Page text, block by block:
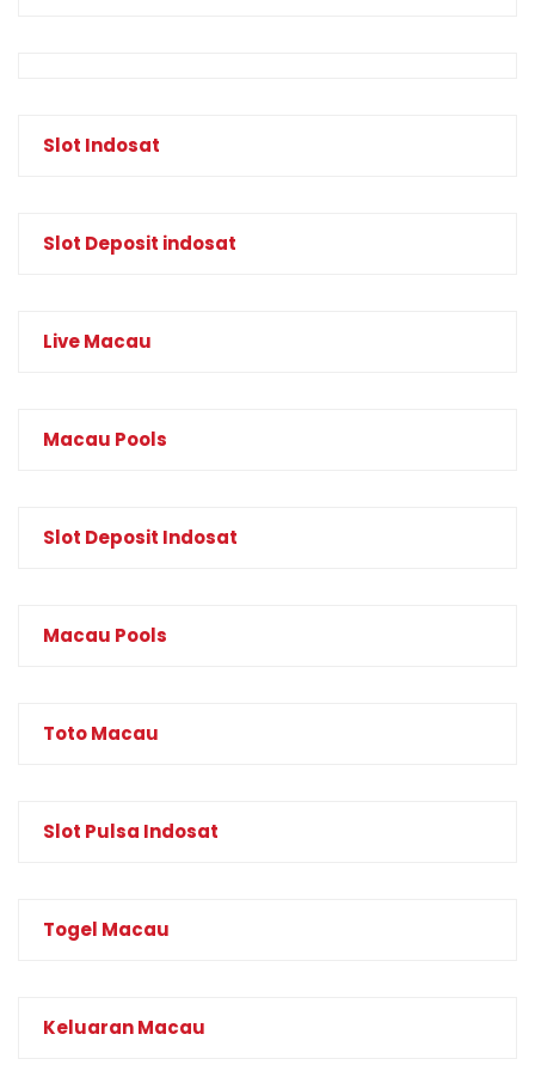
Slot Indosat
Slot Deposit indosat
Live Macau
Macau Pools
Slot Deposit Indosat
Macau Pools
Toto Macau
Slot Pulsa Indosat
Togel Macau
Keluaran Macau